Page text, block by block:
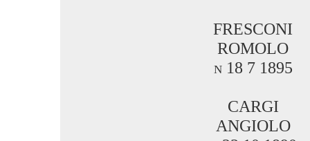
FRESCONI
ROMOLO
n 18 7 1895
CARGI
ANGIOLO